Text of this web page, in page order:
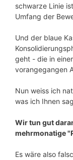
schwarze Linie
Umfang der
Und der blaue
geht - die in
vorangegangen
Nun weiss ich
was ich Ihnen
Wir tun gut
mehrmonatige
Es wäre also